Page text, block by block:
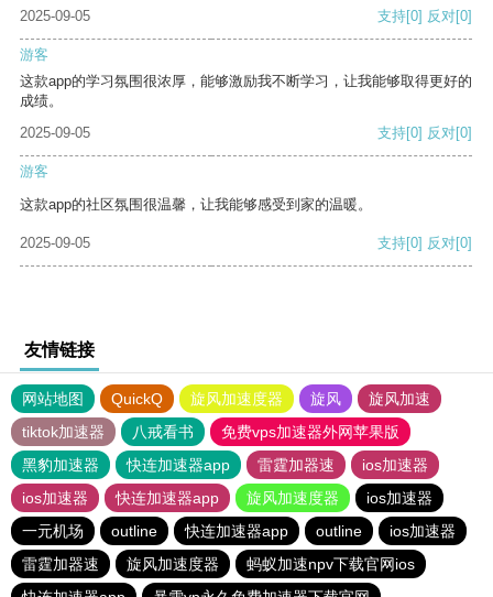
2025-09-05 支持[0] 反对[0]
游客
这款app的学习氛围很浓厚，能够激励我不断学习，让我能够取得更好的
成绩。
2025-09-05
支持[0] 反对[0]
游客
这款app的社区氛围很温馨，让我能够感受到家的温暖。
2025-09-05 支持[0] 反对[0]
友情链接
网站地图 QuickQ 旋风加速度器 旋风
旋风加速
tiktok加速器
八戒看书
免费vps加速器外网苹果版
黑豹加速器
快连加速器app 雷霆加器速
ios加速器
ios加速器
快连加速器app 旋风加速度器
ios加速器
一元机场
outline 快连加速器app outline
ios加速器
雷霆加器速
旋风加速度器
蚂蚁加速npv下载官网ios